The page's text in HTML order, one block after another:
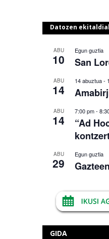
Datozen
ABU
10
Egun guztia
San
ABU
14
14 abuztua-
ABU
14
7:00 pm-
“Ad
ABU
29
Egun guztia
GIDA